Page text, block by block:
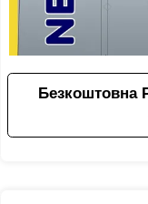
Безкоштовна